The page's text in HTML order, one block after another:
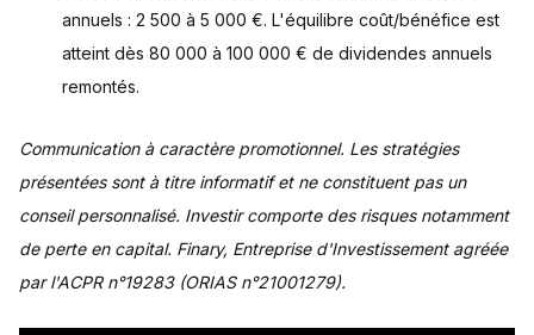
annuels : 2 500 à 5 000 €. L'équilibre coût/bénéfice est
atteint dès 80 000 à 100 000 € de dividendes annuels
remontés.
Communication à caractère promotionnel. Les stratégies
présentées sont à titre informatif et ne constituent pas un
conseil personnalisé. Investir comporte des risques notamment
de perte en capital. Finary, Entreprise d'Investissement agréée
par l'ACPR n°19283 (ORIAS n°21001279).